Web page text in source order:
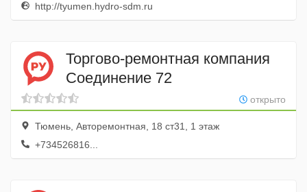
http://tyumen.hydro-sdm.ru
Торгово-ремонтная компания
Соединение 72
открыто
Тюмень, Авторемонтная, 18 ст31, 1 этаж
+734526816...